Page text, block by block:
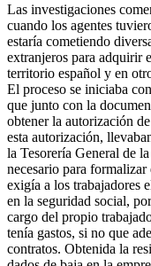
Las investigaciones
cuando los agentes
estaría cometiendo
extranjeros para adquirir
territorio español y en
El proceso se iniciaba
que junto con la
obtener la autorización
esta autorización,
la Tesorería General de
necesario para
exigía a los trabajadores
en la seguridad social,
cargo del propio
tenía gastos, si no que
contratos. Obtenida la